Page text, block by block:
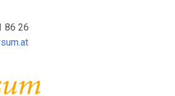
86 26